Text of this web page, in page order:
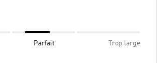
Parfait Trop large